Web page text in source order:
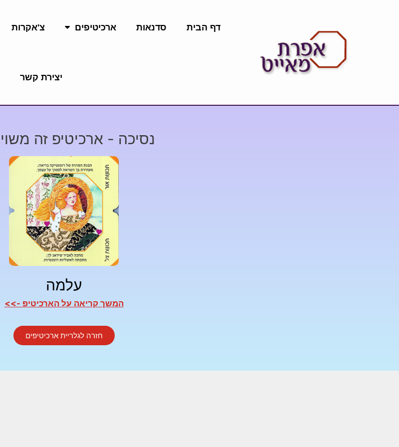
דף הבית סדנאות ארכיטיפים צ'אקרות
יצירת קשר
נסיכה - ארכיטיפ זה
עלמה
המשך קריאה על הארכיטיפ ->>
חזרה לגלריית ארכיטיפים